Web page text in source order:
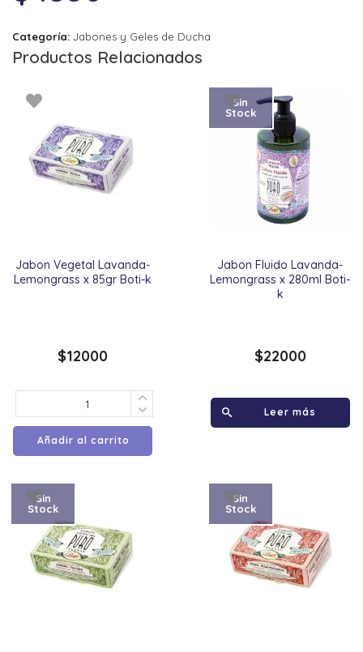
Categoría: Jabones y Geles de Ducha
Productos Relacionados
Jabon Vegetal Lavanda-
Lemongrass x 85gr Boti-k
$12000
Añadir al carrito
Jabon Fluido Lavanda-
Lemongrass x 280ml Boti-
k
Sin
Stock
$22000
Leer más
Sin
Stock
Sin
Stock